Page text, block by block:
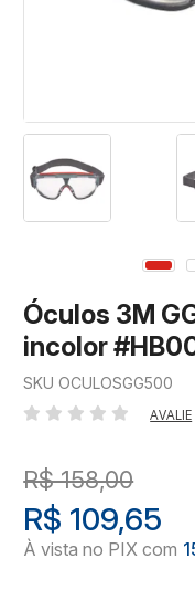
Óculos 3M
incolor
SKU OCULOSGG500
AVALIE
R$ 158,00
R$ 109,65